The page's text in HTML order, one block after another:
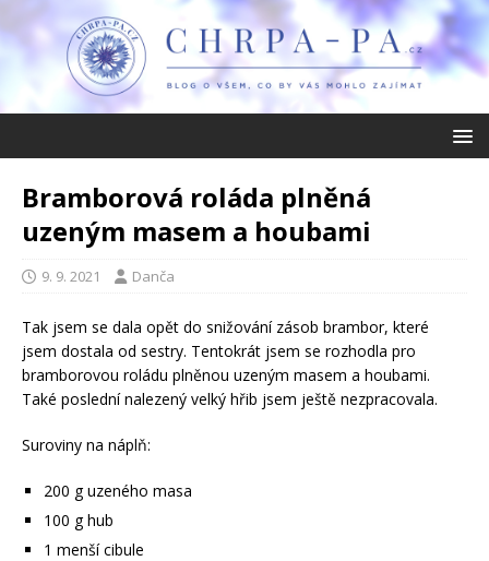
Bramborová roláda plněná
uzeným masem a houbami
9. 9. 2021 Danča
Tak jsem se dala opět do snižování zásob brambor, které
jsem dostala od sestry. Tentokrát jsem se rozhodla pro
bramborovou roládu plněnou uzeným masem a houbami.
Také poslední nalezený velký hřib jsem ještě nezpracovala.
Suroviny na náplň:
200 g uzeného masa
100 g hub
1 menší cibule